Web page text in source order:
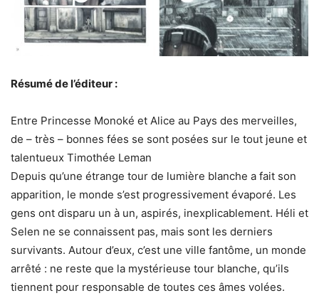
Résumé de l’éditeur :
Entre Princesse Monoké et Alice au Pays des merveilles,
de – très – bonnes fées se sont posées sur le tout jeune et
talentueux Timothée Leman
Depuis qu’une étrange tour de lumière blanche a fait son
apparition, le monde s’est progressivement évaporé. Les
gens ont disparu un à un, aspirés, inexplicablement. Héli et
Selen ne se connaissent pas, mais sont les derniers
survivants. Autour d’eux, c’est une ville fantôme, un monde
arrêté : ne reste que la mystérieuse tour blanche, qu’ils
tiennent pour responsable de toutes ces âmes volées.